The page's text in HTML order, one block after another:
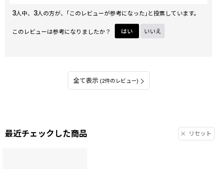
がってHAPPYになります。
3人中、 3人の方が、｢このレビューが参考になった｣と投票しています。
このレビューは参考になりましたか？ はい いいえ
全て表示 (2件のレビュー)
最近チェックした商品 リセット